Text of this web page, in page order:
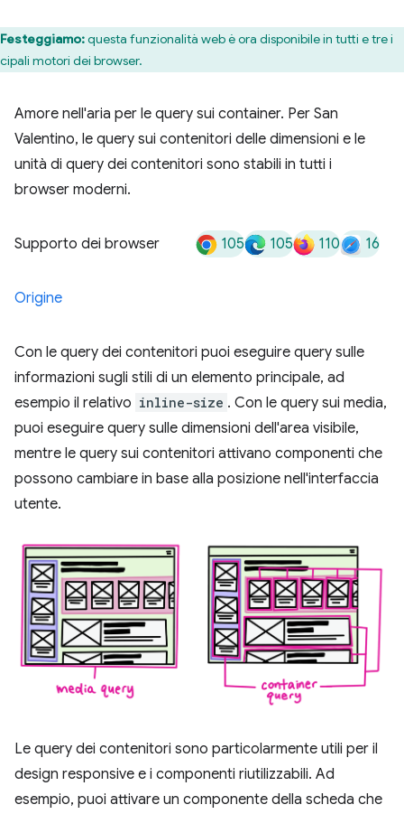
Festeggiamo:questa funzionalità web è ora disponibile in tutti e tre i
motori dei browser.
Amore nell'aria per le query sui container. Per San
Valentino, le query sui contenitori delle dimensioni e le
unità di query dei contenitori sono stabili in tutti i
browser moderni.
Supporto dei browser 105 105 110 16
Origine
Con le query dei contenitori puoi eseguire query sulle
informazioni sugli stili di un elemento principale, ad
esempio il relativo inline-size . Con le query sui media,
puoi eseguire query sulle dimensioni dell'area visibile,
mentre le query sui contenitori attivano componenti che
possono cambiare in base alla posizione nell'interfaccia
utente.
Le query dei contenitori sono particolarmente utili per il
design responsive e i componenti riutilizzabili. Ad
esempio, puoi attivare un componente della scheda che